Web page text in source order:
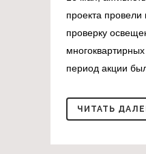
проекта
проверку
период акции
ЧИТАТЬ